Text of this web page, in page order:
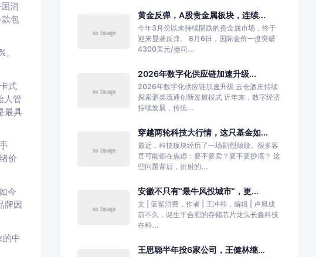
消
包
式
人管
最具
价
今
牌因
中
黄金反弹，A股贵金属板块，连续...
今年3月份以来持续阴跌的贵金属市场，终于
迎来显著反弹。 8月6日，国际金价一度突破
4300美元/盎司...
2026年数字化供应链加速升级...
2026年数字化供应链加速升级 云仓酒庄持续
探索酒类流通创新发展模式 近年来，数字经济
持续发展，传统...
穿越两轮科技大行情，这只基金如...
最近，科技板块经历了一场剧烈颠簸。很多客
官可能都在焦虑：要不要卖？要不要抄底？ 这
些问题背后，折射的...
安徽不只有“最牛风投城市”，更...
文 | 蓝鲨消费，作者 | 王冲和，编辑 | 卢旭成
前不久，诞生于合肥的存储芯片龙头长鑫科技
在科...
王思聪半年投6家公司，王健林继...